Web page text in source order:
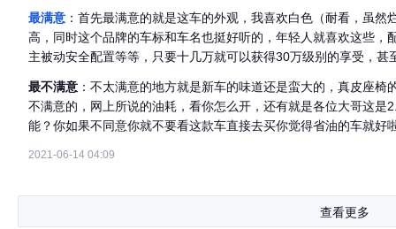
最满意 ：首先最满意的就是这车的外观，我喜欢白色（耐看，虽
高，同时这个品牌的车标和车名也挺好听的，年轻人就喜欢这些，
主被动安全配置等等，只要十几万就可以获得30万级别的享受，甚
最不满意 ：不太满意的地方就是新车的味道还是蛮大的，真皮座
不满意的，网上所说的油耗，看你怎么开，还有就是各位大哥这
能？你如果不同意你就不要看这款车直接去买你觉得省油的车就好
2021-06-14 04:09
查看更多